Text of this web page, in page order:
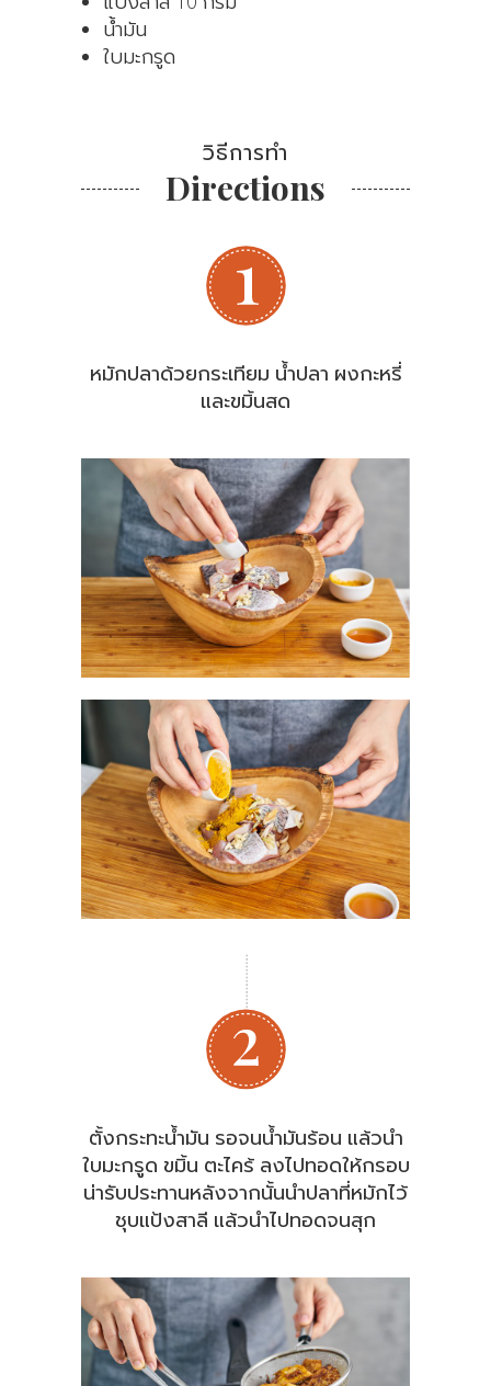
น้ำมัน
ใบมะกรูด
วิธีการทำ
Directions
หมักปลาด้วยกระเทียม น้ำปลา ผงกะหรี่
และขมิ้นสด
ตั้งกระทะน้ำมัน รอจนน้ำมันร้อน แล้วนำ
ใบมะกรูด ขมิ้น ตะไคร้ ลงไปทอดให้กรอบ
น่ารับประทานหลังจากนั้นนำปลาที่หมักไว้
ชุบแป้งสาลี แล้วนำไปทอดจนสุก